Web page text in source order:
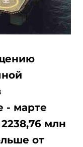
- марте
млн
от